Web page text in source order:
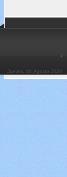
Jueves, 06 Agosto 2026